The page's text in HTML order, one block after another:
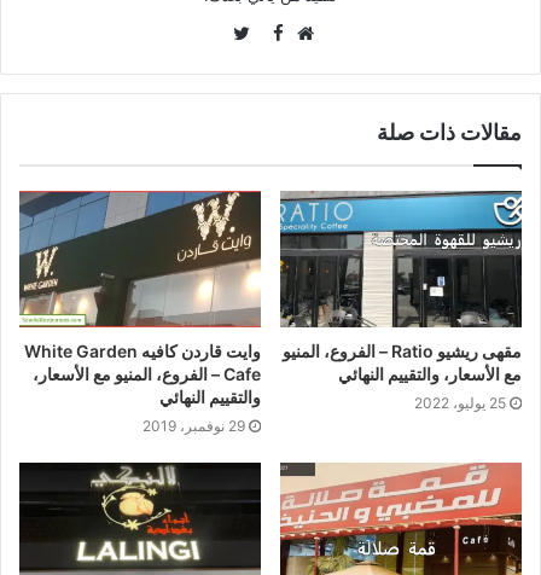
Facebook
مقالات ذات صلة
مقهى ريشيو Ratio – الفروع، المنيو
مع الأسعار، والتقييم النهائي
25 يوليو، 2022
وايت قاردن كافيه White Garden
Cafe – الفروع، المنيو مع الأسعار،
والتقييم النهائي
29 نوفمبر، 2019